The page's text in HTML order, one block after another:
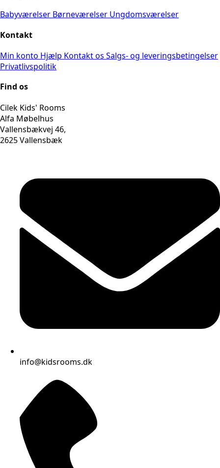
Babyværelser Børneværelser Ungdomsværelser
Kontakt
Min konto Hjælp Kontakt os Salgs- og leveringsbetingelser
Privatlivspolitik
Find os
Cilek Kids' Rooms
Alfa Møbelhus
Vallensbækvej 46,
2625 Vallensbæk
info@kidsrooms.dk